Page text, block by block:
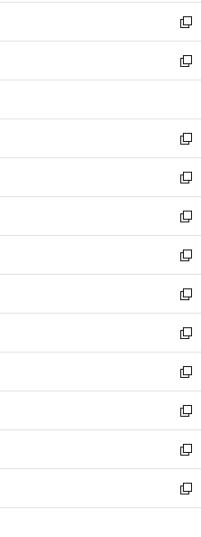
く
で
開
く
ン
ド
ウ
で
開
ウ
ィ
ン
ド
ウ
開
く
し
い
ウ
ィ
ン
ウ
で
開
く
新
し
い
ウ
ン
ド
ウ
で
開
く
新
し
ウ
ィ
ン
ド
ウ
で
開
く
新
し
い
ウ
ィ
ン
ド
ウ
で
開
く
新
し
い
ウ
ィ
ン
ド
ウ
で
開
く
新
し
い
ウ
ィ
ン
ド
ウ
で
開
く
新
し
い
ウ
ィ
ン
ド
ウ
で
開
く
新
し
い
ウ
ィ
ン
ド
ウ
で
開
く
新
し
い
ウ
ィ
ン
ド
ウ
で
開
新
し
い
ウ
ィ
ン
ド
ウ
新
し
い
ウ
ィ
ン
新
し
い
ウ
新
し